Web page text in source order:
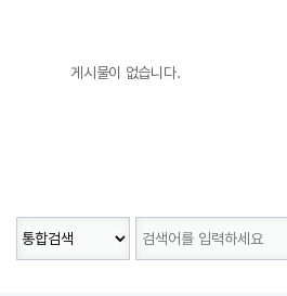
게시물이 없습니다.